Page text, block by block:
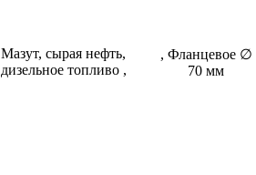
Мазут, сырая нефть,
дизельное топливо ,
, Фланцевое ∅
70 мм